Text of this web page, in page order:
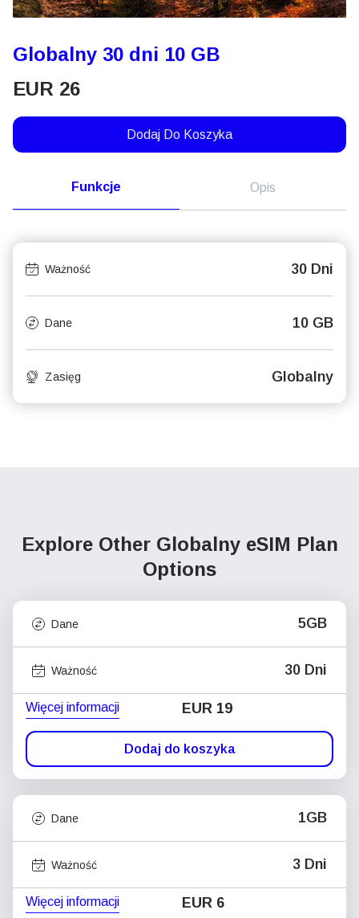
Globalny 30 dni 10 GB
EUR 26
Dodaj Do Koszyka
Funkcje Opis
Ważność 30 Dni
Dane 10 GB
Zasięg Globalny
Explore Other Globalny eSIM Plan
Options
Dane 5GB
Ważność 30 Dni
Więcej informacji EUR 19
Dodaj do koszyka
Dane 1GB
Ważność 3 Dni
Więcej informacji EUR 6